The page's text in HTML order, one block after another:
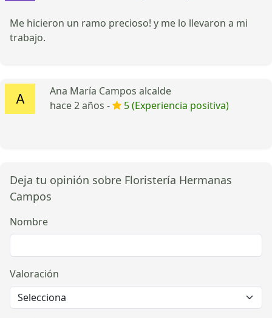
Me hicieron un ramo precioso! y me lo llevaron a mi
trabajo.
Ana María Campos alcalde
hace 2 años -
5 (Experiencia positiva)
Deja tu opinión sobre Floristería Hermanas
Campos
Nombre
Valoración